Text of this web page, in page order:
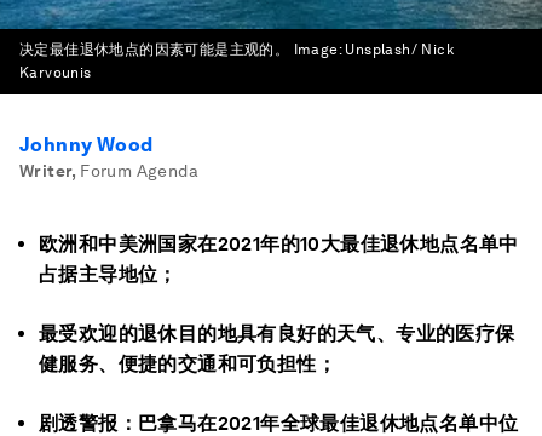
决定最佳退休地点的因素可能是主观的。 Image: Unsplash/ Nick
Karvounis
Johnny Wood
Writer, Forum Agenda
欧洲和中美洲国家在2021年的10大最佳退休地点名单中
占据主导地位；
最受欢迎的退休目的地具有良好的天气、专业的医疗保
健服务、便捷的交通和可负担性；
剧透警报：巴拿马在2021年全球最佳退休地点名单中位